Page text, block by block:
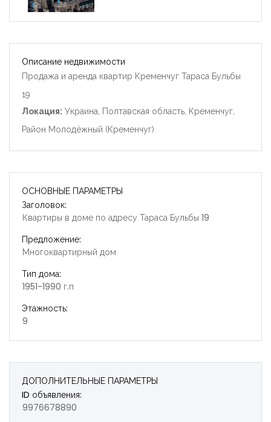
Описание недвижимости
Продажа и аренда квартир Кременчуг Тараса Бульбы
19
Локация: Украина, Полтавская область, Кременчуг,
Район Молодёжный (Кременчуг)
ОСНОВНЫЕ ПАРАМЕТРЫ
Заголовок:
Квартиры в доме по адресу Тараса Бульбы 19
Предложение:
Многоквартирный дом
Тип дома:
1951-1990 г.п
Этажность:
9
ДОПОЛНИТЕЛЬНЫЕ ПАРАМЕТРЫ
ID объявления:
9976678890